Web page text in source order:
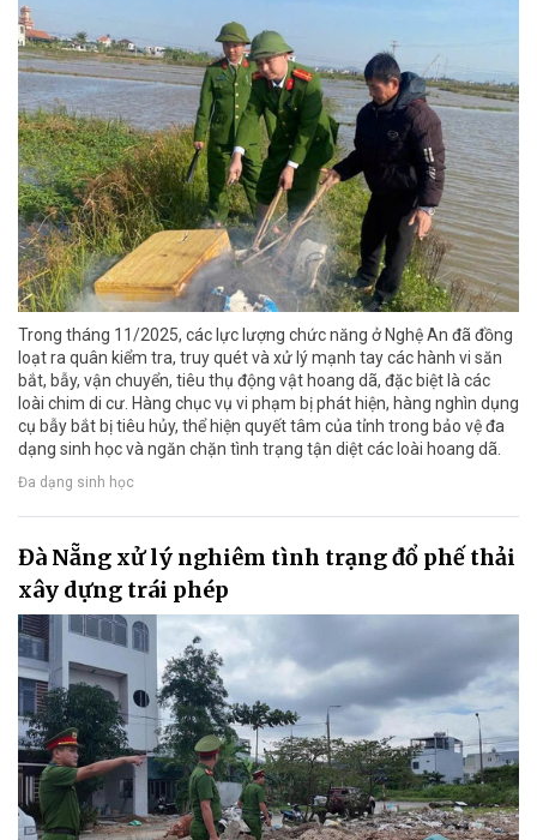
Trong tháng 11/2025, các lực lượng chức năng ở Nghệ An đã đồng
loạt ra quân kiểm tra, truy quét và xử lý mạnh tay các hành vi săn
bắt, bẫy, vận chuyển, tiêu thụ động vật hoang dã, đặc biệt là các
loài chim di cư. Hàng chục vụ vi phạm bị phát hiện, hàng nghìn dụng
cụ bẫy bắt bị tiêu hủy, thể hiện quyết tâm của tỉnh trong bảo vệ đa
dạng sinh học và ngăn chặn tình trạng tận diệt các loài hoang dã.
Đa dạng sinh học
Đà Nẵng xử lý nghiêm tình trạng đổ phế thải
xây dựng trái phép